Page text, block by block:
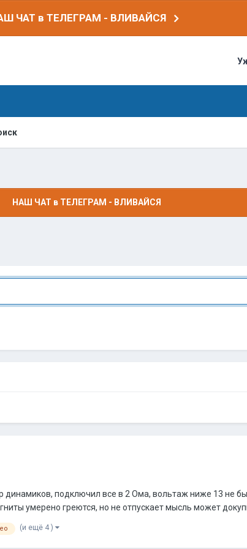
ЧАТ в ТЕЛЕГРАМ - ВЛИВАЙСЯ
НАШ ЧАТ в ТЕЛЕГРАМ - ВЛИВАЙСЯ
динамиков, подключил все в 2 Ома, вольтаж ниже 13 не
умерено греются, но не отпускает мысль может
(и ещё 4 )